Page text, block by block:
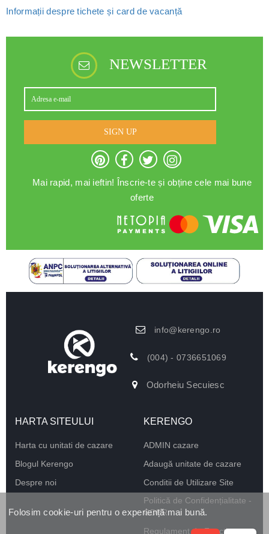
Informații despre tichete și card de vacanță
NEWSLETTER
SIGN UP
Mai rapid, mai ieftin! Înscrie-te și obține cele mai bune
oferte
info@kerengo.ro
(004) - 0736651069
Odorheiu Secuiesc
HARTA SITEULUI
Harta cu unitati de cazare
Blogul Kerengo
Despre noi
KERENGO
ADMIN cazare
Adaugă unitate de cazare
Conditii de Utilizare Site
Politică de Confidențialitate -
GDPR
Regulament de Funcționare
Folosim cookie-uri pentru o experiență mai bună.